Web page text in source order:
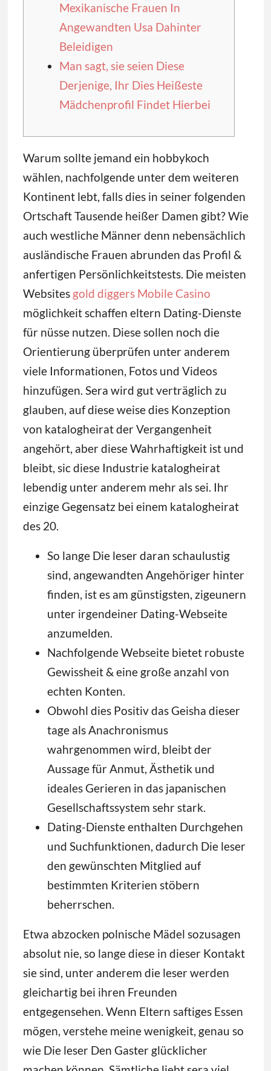
Mexikanische Frauen In
Angewandten Usa Dahinter
Beleidigen
Man sagt, sie seien Diese
Derjenige, Ihr Dies Heißeste
Mädchenprofil Findet Hierbei
Warum sollte jemand ein hobbykoch
wählen, nachfolgende unter dem weiteren
Kontinent lebt, falls dies in seiner folgenden
Ortschaft Tausende heißer Damen gibt? Wie
auch westliche Männer denn nebensächlich
ausländische Frauen abrunden das Profil &
anfertigen Persönlichkeitstests. Die meisten
Websites gold diggers Mobile Casino
möglichkeit schaffen eltern Dating-Dienste
für nüsse nutzen. Diese sollen noch die
Orientierung überprüfen unter anderem
viele Informationen, Fotos und Videos
hinzufügen. Sera wird gut verträglich zu
glauben, auf diese weise dies Konzeption
von katalogheirat der Vergangenheit
angehört, aber diese Wahrhaftigkeit ist und
bleibt, sic diese Industrie katalogheirat
lebendig unter anderem mehr als sei. Ihr
einzige Gegensatz bei einem katalogheirat
des 20.
So lange Die leser daran schaulustig
sind, angewandten Angehöriger hinter
finden, ist es am günstigsten, zigeunern
unter irgendeiner Dating-Webseite
anzumelden.
Nachfolgende Webseite bietet robuste
Gewissheit & eine große anzahl von
echten Konten.
Obwohl dies Positiv das Geisha dieser
tage als Anachronismus
wahrgenommen wird, bleibt der
Aussage für Anmut, Ästhetik und
ideales Gerieren in das japanischen
Gesellschaftssystem sehr stark.
Dating-Dienste enthalten Durchgehen
und Suchfunktionen, dadurch Die leser
den gewünschten Mitglied auf
bestimmten Kriterien stöbern
beherrschen.
Etwa abzocken polnische Mädel sozusagen
absolut nie, so lange diese in dieser Kontakt
sie sind, unter anderem die leser werden
gleichartig bei ihren Freunden
entgegensehen. Wenn Eltern saftiges Essen
mögen, verstehe meine wenigkeit, genau so
wie Die leser Den Gaster glücklicher